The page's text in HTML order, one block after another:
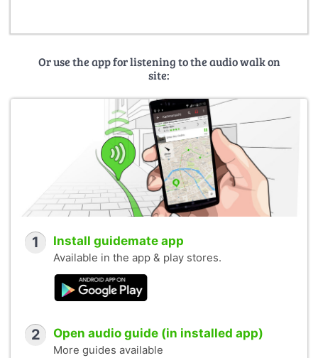
Or use the app for listening to the audio walk on
site:
1 Install guidemate app
Available in the app & play stores.
2 Open audio guide (in installed app)
More guides available